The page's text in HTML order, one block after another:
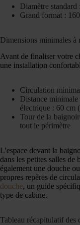
Diamètre standard
Grand format :
Dimensions minimales à
Avant de finaliser votre
une installation
Circulation
Distance
électrique : 60 cm
Tour de la
tout le périmètre
L'espace devant la
dans les petites salles
également une douche
propres repères de
douche, un guide
type de cabine.
Tableau récapitulatif des